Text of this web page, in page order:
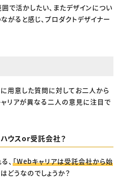
で活かしたい、またデザインについ
がると感じ、プロダクトデザイナー
に用意した質問に対してお二人から
ャリアが異なる二人の意見に注目で
ウスor受託会社？
、「Webキャリアは受託会社から始
どうなのでしょうか？